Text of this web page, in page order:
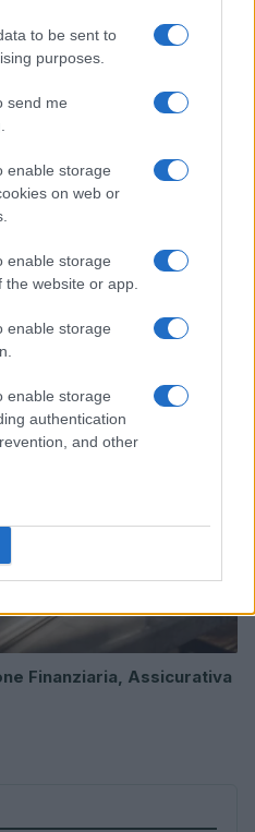
to be sent to
purposes.
send me
enable storage
on web or
enable storage
website or app.
enable storage
enable storage
authentication
and other
come cambia la
Finanziaria, Assicurativa